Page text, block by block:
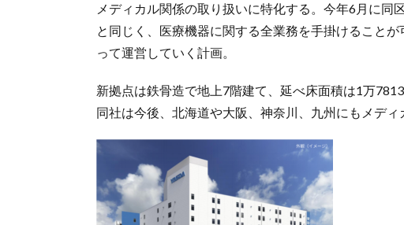
メディカル関係の取り扱いに特化する。今年6月に同
と同じく、医療機器に関する全業務を手掛けること
って運営していく計画。
新拠点は鉄骨造で地上7階建て、延べ床面積は1万7813
同社は今後、北海道や大阪、神奈川、九州にもメデ